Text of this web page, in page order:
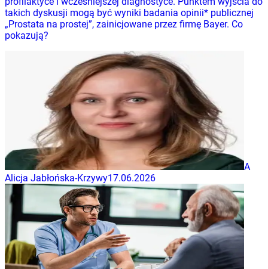
takich dyskusji mogą być wyniki badania opinii* publicznej
„Prostata na prostej”, zainicjowane przez firmę Bayer. Co
pokazują?
A
Alicja Jabłońska-Krzywy17.06.2026